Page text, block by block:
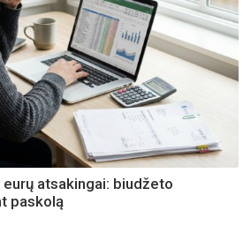
atsakingai: biudžeto
paskolą